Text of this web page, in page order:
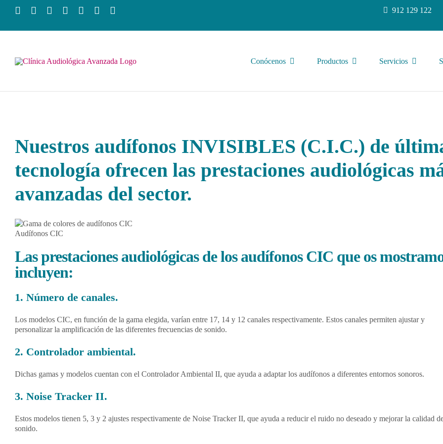
912 129 122
Conócenos Productos Servicios
Nuestros audífonos INVISIBLES (C.I.C.) de
tecnología ofrecen las prestaciones audiológicas
avanzadas del sector.
Audífonos CIC
Las prestaciones audiológicas de los audífonos CIC que os
incluyen:
1. Número de canales.
Los modelos CIC, en función de la gama elegida, varían entre 17, 14 y 12 canales respectivamente. Estos canales permiten ajustar y
personalizar la amplificación de las diferentes frecuencias de sonido.
2. Controlador ambiental.
Dichas gamas y modelos cuentan con el Controlador Ambiental II, que ayuda a adaptar los audífonos a diferentes entornos sonoros.
3. Noise Tracker II.
Estos modelos tienen 5, 3 y 2 ajustes respectivamente de Noise Tracker II, que ayuda a reducir el ruido no deseado y mejorar la calidad
sonido.